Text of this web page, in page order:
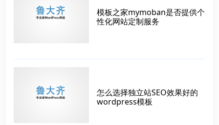
模板之家mymoban是否提供个
性化网站定制服务
怎么选择独立站SEO效果好的
wordpress模板